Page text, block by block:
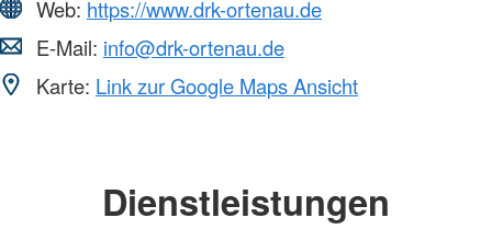
Web: https://www.drk-ortenau.de
E-Mail: info@drk-ortenau.de
Karte: Link zur Google Maps Ansicht
Dienstleistungen